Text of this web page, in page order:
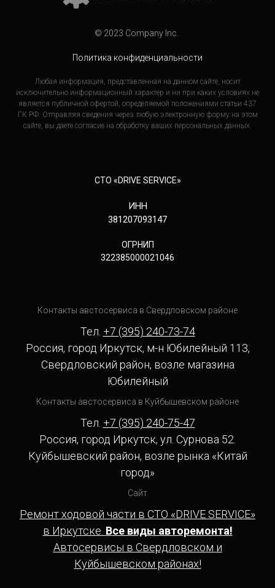
© 2023 Company Inc.
Политика конфиденциальности
Любая информация, представленная на данном сайте, носит
исключительно информационный характер и ни при каких условиях не
является публичной офертой, определяемой положениями статьи 437
ГК РФ. Отправляя сведения через любую электронную форму на этом
сайте, вы даете согласие на обработку ваших персональных данных.
СТО «DRIVE SERVICE»
ИНН
381207093147
ОГРНИП
322385000021046
Контакты австосервиса в Свердловском районе
Тел. +7 (395) 240-73-74
Россия, город Иркутск, м-н Юбилейный 113,
Свердловский район, возле магазина
Юбилейный
Контакты австосервиса в Куйбышевском районе
Тел. +7 (395) 240-75-47
Россия, город Иркутск, ул. Сурнова 52.
Куйбышевский район, возле рынка «Китай
город»
Сайт
Ремонт ходовой части в СТО «DRIVE SERVICE»
в Иркутске. Все виды авторемонта!
Автосервисы в Свердловском и
Куйбышевском районах!